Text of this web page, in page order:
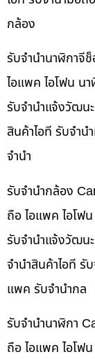
กล้อง
รับจำนำนาฬิกาจี
ไอแพค ไอโฟน น
รับจํานําแจ้งวัฒน
สินค้าไอที รับจำน
จำนำ
รับจำนำกล้อง
ถือ ไอแพค ไอโฟ
รับจํานําแจ้งวัฒน
จำนำสินค้าไอที รั
แพค รับจำนำกล
รับจำนำนาฬิกา
ถือ ไอแพค ไอโฟ